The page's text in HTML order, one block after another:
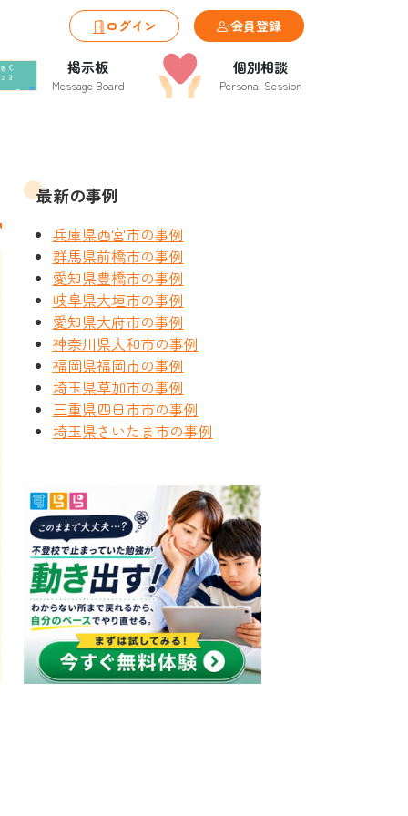
ログイン 会員登録
掲示板
Message Board
個別相談
Personal Session
最新の事例
兵庫県西宮市の事例
群馬県前橋市の事例
愛知県豊橋市の事例
岐阜県大垣市の事例
愛知県大府市の事例
神奈川県大和市の事例
福岡県福岡市の事例
埼玉県草加市の事例
三重県四日市市の事例
埼玉県さいたま市の事例